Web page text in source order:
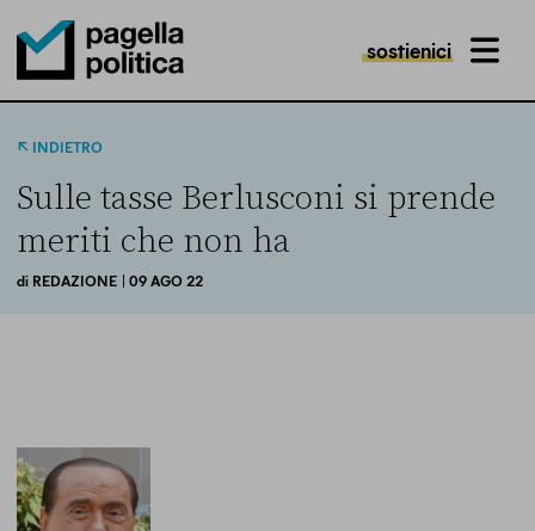
Pagella Politica Logo
sostienici MENU
INDIETRO
Sulle tasse Berlusconi si prende
meriti che non ha
di REDAZIONE | 09 AGO 22